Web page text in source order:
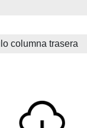
columna trasera